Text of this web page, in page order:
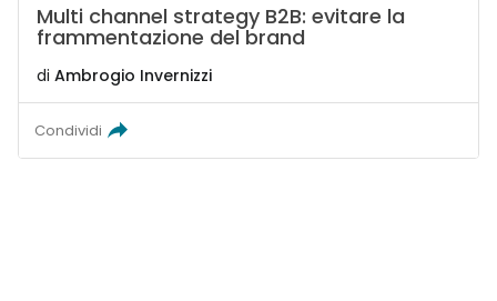
Multi channel strategy B2B: evitare la
frammentazione del brand
di Ambrogio Invernizzi
Condividi